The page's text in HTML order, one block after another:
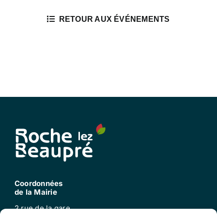
RETOUR AUX ÉVÉNEMENTS
Coordonnées
de la Mairie
2 rue de la gare